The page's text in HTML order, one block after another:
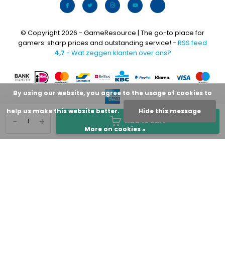
+
- Add to cart
© Copyright 2026 - GameResource | The go-to place for
gamers: sharp prices and outstanding service! - RSS feed
4,7 - Wat zeggen klanten over ons?
By using our website, you agree to the usage of cookies to
help us make this website better. Hide this message
More on cookies »